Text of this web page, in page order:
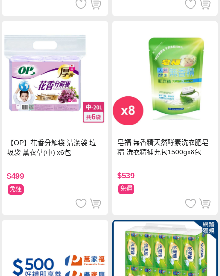
【OP】花香分解袋 清潔袋 垃
圾袋 薰衣草(中) x6包
$499
免運
皂福 無香精天然酵素洗衣肥皂
精 洗衣精補充包1500gx8包
$539
免運